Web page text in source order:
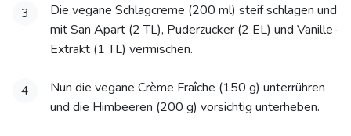
3
Die vegane Schlagcreme (200 ml) steif schlagen und
mit San Apart (2 TL), Puderzucker (2 EL) und Vanille-
Extrakt (1 TL) vermischen.
4
Nun die vegane Crème Fraîche (150 g) unterrühren
und die Himbeeren (200 g) vorsichtig unterheben.